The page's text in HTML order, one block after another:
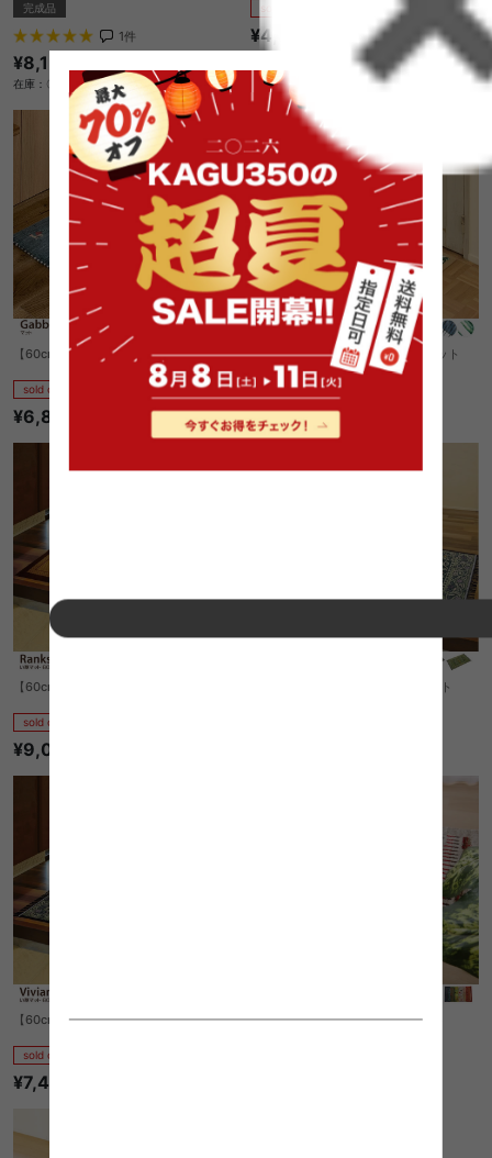
完成品
1件
¥8,150
在庫：〇
¥4,370
【60cm×90cm】マット
sold out
¥6,830
【長方形:73cm×43cm】Sintra マット
sold out
¥2,090
【60cm×120cm】Ranks い草マット
sold out
¥9,080
【70cm×120cm】Vivian い草マット
【60cm×90cm】Vivian い草マット
sold out
¥7,410
【70cm×120cm】Maria玄関マット